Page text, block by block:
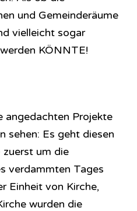
und Gemeinderäume
vielleicht sogar
KÖNNTE!
angedachten Projekte
sehen: Es geht diesen
zuerst um die
verdammten Tages
Einheit von Kirche,
wurden die